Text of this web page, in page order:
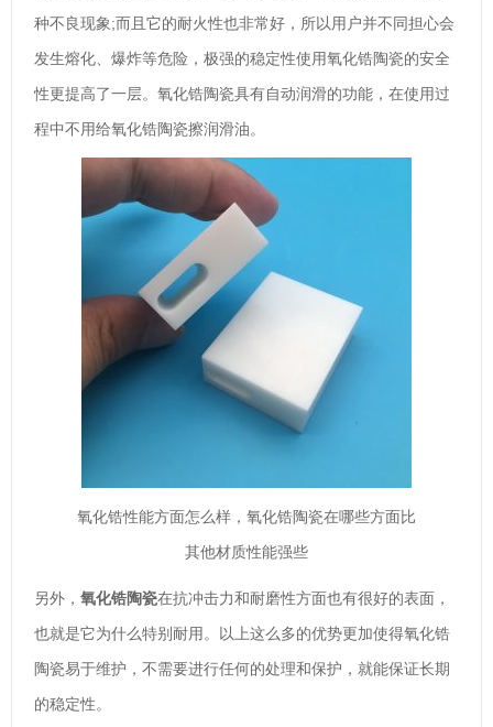
种不良现象;而且它的耐火性也非常好，所以用户并不同担心会
发生熔化、爆炸等危险，极强的稳定性使用氧化锆陶瓷的安全
性更提高了一层。氧化锆陶瓷具有自动润滑的功能，在使用过
程中不用给氧化锆陶瓷擦润滑油。
氧化锆性能方面怎么样，氧化锆陶瓷在哪些方面比
其他材质性能强些
另外， 氧化锆陶瓷在抗冲击力和耐磨性方面也有很好的表面，
也就是它为什么特别耐用。以上这么多的优势更加使得氧化锆
陶瓷易于维护，不需要进行任何的处理和保护，就能保证长期
的稳定性。